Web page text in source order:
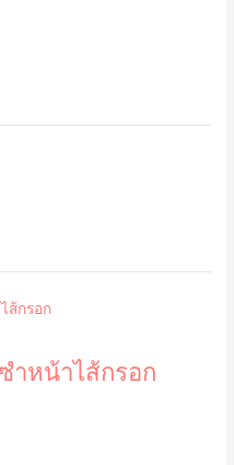
ำหน้าไส้กรอก